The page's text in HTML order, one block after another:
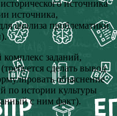
источника
источника,
анализа проблематики
комплекс заданий,
сделать вывод
объяснение
по истории культуры
с ним факт).